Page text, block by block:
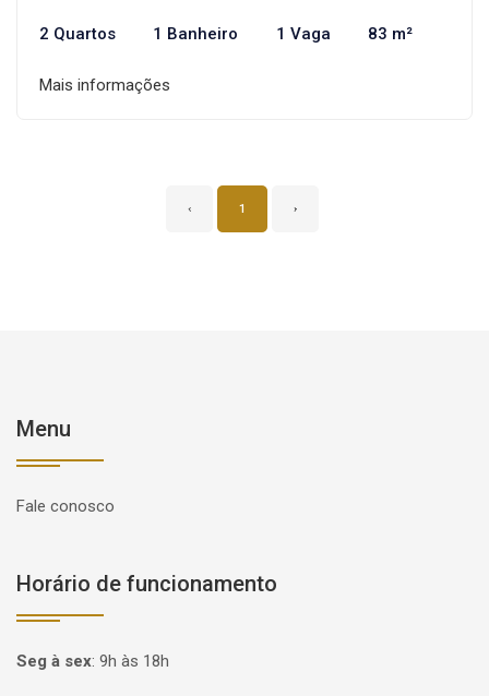
2 Quartos 1 Banheiro 1 Vaga 83 m²
Mais informações
‹ 1 ›
Menu
Fale conosco
Horário de funcionamento
Seg à sex: 9h às 18h